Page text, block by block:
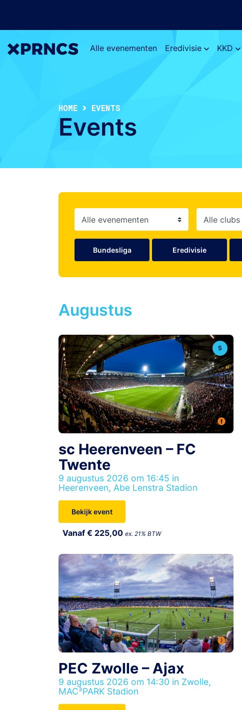
Alle evenementen Eredivisie KKD
HOME EVENTS
Events
Bundesliga Eredivisie
Augustus
sc Heerenveen – FC
Twente
9 augustus 2026 om 16:45 in
Heerenveen, Abe Lenstra Stadion
Bekijk event
Vanaf € 225,00 ex. 21% BTW
5
PEC Zwolle – Ajax
9 augustus 2026 om 14:30 in Zwolle,
MAC³PARK Stadion